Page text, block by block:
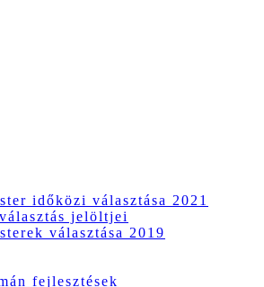
időközi választása 2021
jelöltjei
választása 2019
fejlesztések